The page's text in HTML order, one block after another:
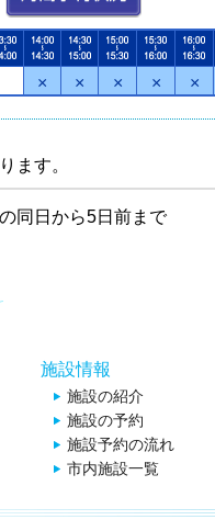
× × × × ×
ます。
同日から5日前まで
施設情報
施設の紹介
施設の予約
施設予約の流れ
市内施設一覧